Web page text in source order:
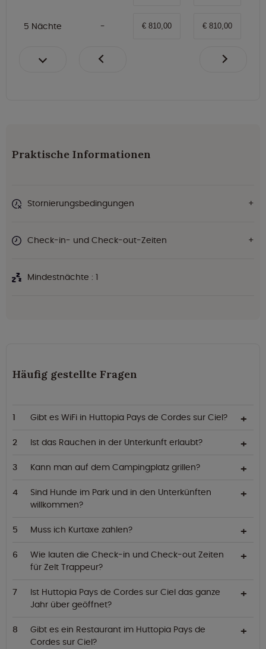
5 Nächte € 810,00 € 810,00
Praktische Informationen
Stornierungsbedingungen
Check-in- und Check-out-Zeiten
Mindestnächte : 1
Häufig gestellte Fragen
Gibt es WiFi in Huttopia Pays de Cordes sur Ciel?
Ist das Rauchen in der Unterkunft erlaubt?
Kann man auf dem Campingplatz grillen?
Sind Hunde im Park und in den Unterkünften
willkommen?
Muss ich Kurtaxe zahlen?
Wie lauten die Check-in und Check-out Zeiten
für Zelt Trappeur?
Ist Huttopia Pays de Cordes sur Ciel das ganze
Jahr über geöffnet?
Gibt es ein Restaurant im Huttopia Pays de
Cordes sur Ciel?